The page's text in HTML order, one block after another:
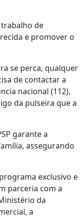
de
e promover o
se perca, qualquer
de contactar a
nacional (112),
da pulseira que a
garante a
assegurando
exclusivo e
parceria com a
da
a